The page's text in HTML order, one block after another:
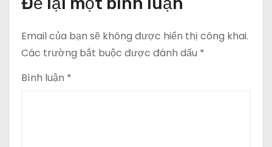
Email của bạn sẽ không được hiển thị công khai.
Các trường bắt buộc được đánh dấu *
Bình luận *